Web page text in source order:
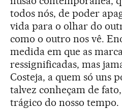
todos nós, de poder
vida para o olhar do
como o outro nos vê.
medida em que as
ressignificadas, mas
Costeja, a quem só uns
talvez conheçam de
trágico do nosso tempo.